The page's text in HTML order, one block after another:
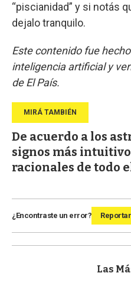
“piscianidad” y si notás
dejalo tranquilo.
Este contenido fue
inteligencia artificial y
de El País.
De acuerdo a los
signos más
racionales de todo
¿Encontraste un error? Reportar
Las